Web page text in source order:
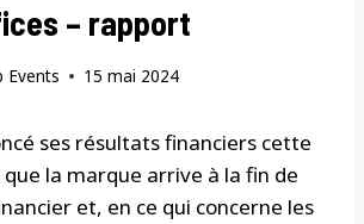
– rapport
Events 15 mai 2024
ses résultats financiers cette
la marque arrive à la fin de
et, en ce qui concerne les